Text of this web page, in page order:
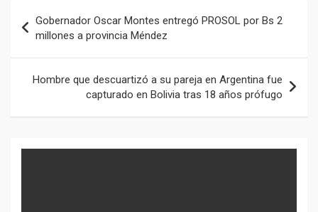
de
entradas
Gobernador Oscar Montes entregó PROSOL por Bs 2
millones a provincia Méndez
Hombre que descuartizó a su pareja en Argentina fue
capturado en Bolivia tras 18 años prófugo